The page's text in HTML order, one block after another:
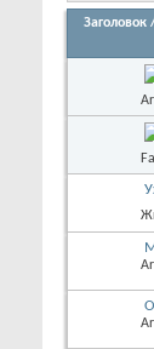
Заголовок